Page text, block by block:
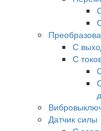
С
С
Датчик силы